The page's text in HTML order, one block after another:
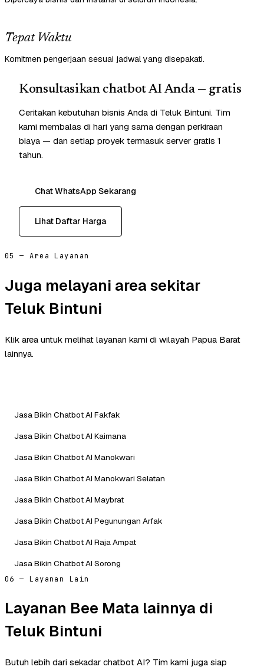
Tepat Waktu
Komitmen pengerjaan sesuai jadwal yang disepakati.
Konsultasikan chatbot AI Anda — gratis
Ceritakan kebutuhan bisnis Anda di Teluk Bintuni. Tim
kami membalas di hari yang sama dengan perkiraan
biaya — dan setiap proyek termasuk server gratis 1
tahun.
Chat WhatsApp Sekarang
Lihat Daftar Harga
05 — Area Layanan
Juga melayani area sekitar
Teluk Bintuni
Klik area untuk melihat layanan kami di wilayah Papua Barat
lainnya.
Jasa Bikin Chatbot AI Fakfak
Jasa Bikin Chatbot AI Kaimana
Jasa Bikin Chatbot AI Manokwari
Jasa Bikin Chatbot AI Manokwari Selatan
Jasa Bikin Chatbot AI Maybrat
Jasa Bikin Chatbot AI Pegunungan Arfak
Jasa Bikin Chatbot AI Raja Ampat
Jasa Bikin Chatbot AI Sorong
06 — Layanan Lain
Layanan Bee Mata lainnya di
Teluk Bintuni
Butuh lebih dari sekadar chatbot AI? Tim kami juga siap